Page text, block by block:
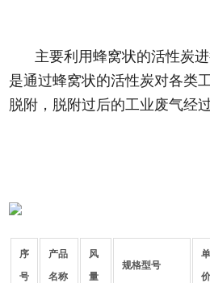
主要利用蜂窝状的活性炭
是通过蜂窝状的活性炭对各类
脱附，脱附过后的工业废气经
序
号
产品
名称
风
量
规格型号
单
价